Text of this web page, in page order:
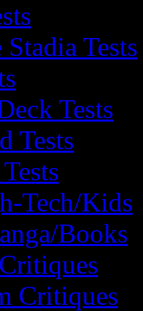
Tests
Tests
Tests
Tech/Kids
Books
Critiques